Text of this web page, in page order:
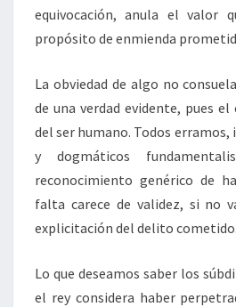
equivocación, anula el valor
propósito de enmienda
La obviedad de algo no
de una verdad evidente, pues
del ser humano. Todos erramos,
y dogmáticos
reconocimiento genérico de
falta carece de validez, si no
explicitación del delito cometido.
Lo que deseamos saber los
el rey considera haber